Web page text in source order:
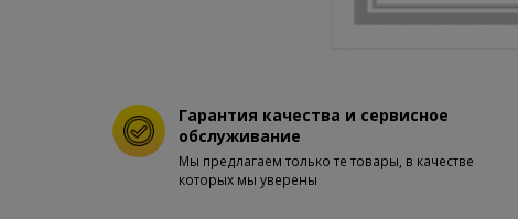
Гарантия качества и сервисное
обслуживание
Мы предлагаем только те товары, в качестве
которых мы уверены